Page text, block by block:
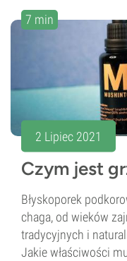
7 min
2 Lipiec 2021
Czym jest
Błyskoporek
chaga, od wieków
tradycyjnych i
Jakie właściwości